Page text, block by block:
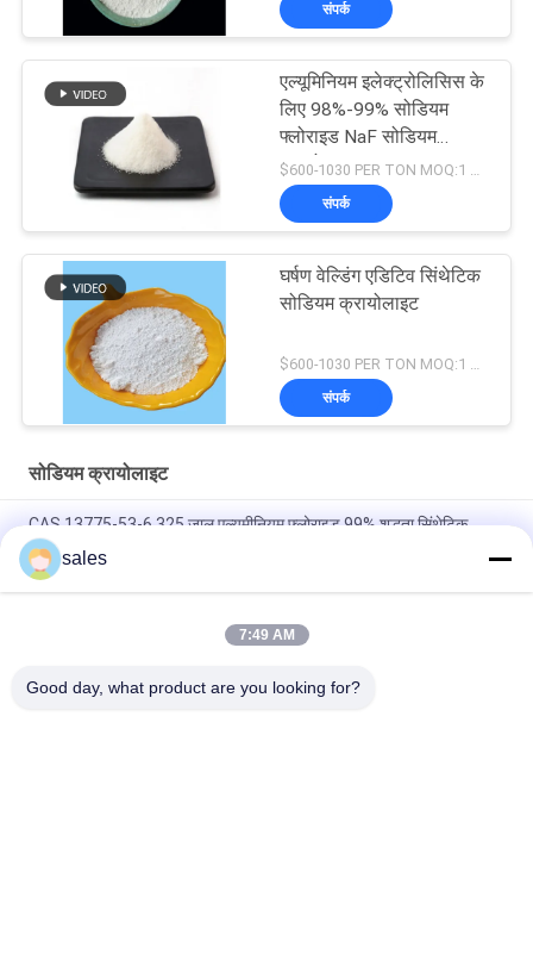
संपर्क
एल्यूमिनियम इलेक्ट्रोलिसिस के
लिए 98%-99% सोडियम
फ्लोराइड NaF सोडियम
क्रायोलाइट
$600-1030 PER TON MOQ:1 किलोग्राम
संपर्क
घर्षण वेल्डिंग एडिटिव सिंथेटिक
सोडियम क्रायोलाइट
संपर्क
सोडियम क्रायोलाइट
CAS 13775-53-6 325 जाल एल्यूमीनियम फ्लोराइड 99% शुद्धता सिंथेटिक
क्रायोलाइट
1000 से अधिक मेष सोडियम क्रायोलाइट कैस 13775-53-6 औद्योगिक ग्रेड
आणविक भार 209.94 सोडियम क्रायोलाइट रासायनिक यौगिक पानी में अघुलनशील
sales
7:49 AM
Good day, what product are you looking for?